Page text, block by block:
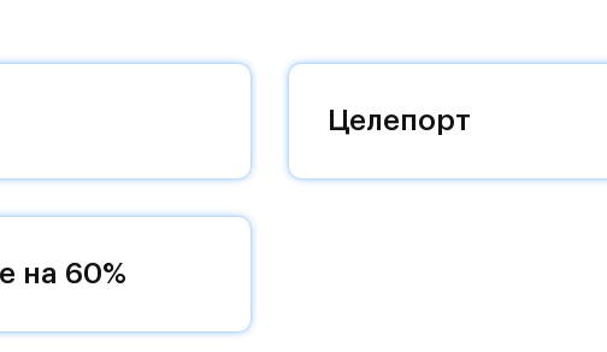
престижный статус западного
«своей» территорией, куда хочется
на Красногорское и Рублево-Успенское шоссе.
метро МЦД «Одинцово».
на «Северный обход Одинцово».
Целепорт
на 60%